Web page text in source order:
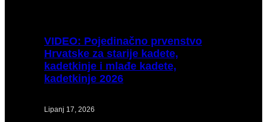
VIDEO: Pojedinačno prvenstvo
Hrvatske za starije kadete,
kadetkinje i mlađe kadete,
kadetkinje 2026
Lipanj 17, 2026